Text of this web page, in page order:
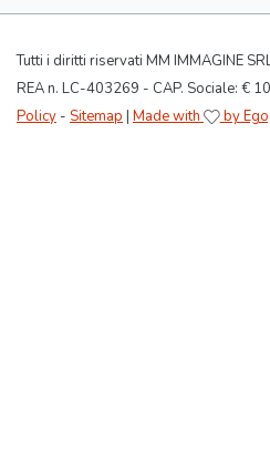
Tutti i diritti riservati MM IMMAGINE
REA n. LC-403269 - CAP. Sociale: €
Policy - Sitemap | Made with by